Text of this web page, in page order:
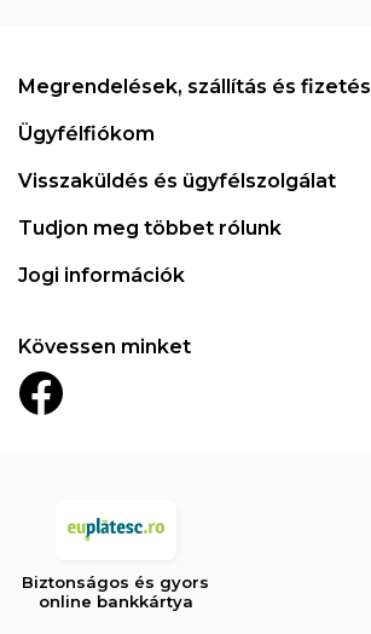
Megrendelések, szállítás és fizetés
Ügyfélfiókom
Visszaküldés és ügyfélszolgálat
Tudjon meg többet rólunk
Jogi információk
Kövessen minket
Biztonságos és gyors
online bankkártya